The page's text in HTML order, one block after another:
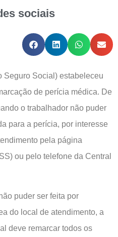
sociais
Seguro Social) estabeleceu
de perícia médica. De
o trabalhador não puder
para a perícia, por interesse
pela página
ou pelo telefone da Central
puder ser feita por
do local de atendimento, a
deve remarcar todos os